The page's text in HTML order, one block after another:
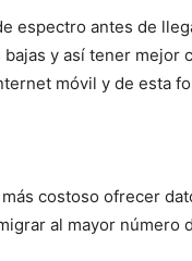
espectro antes de
y así tener mejor
móvil y de esta
costoso ofrecer
al mayor número